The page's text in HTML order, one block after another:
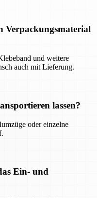
Verpackungsmaterial
und weitere
auch mit Lieferung.
lassen?
oder einzelne
Ein- und